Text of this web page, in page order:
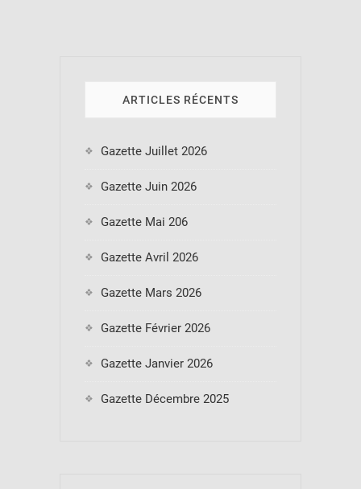
ARTICLES RÉCENTS
Gazette Juillet 2026
Gazette Juin 2026
Gazette Mai 206
Gazette Avril 2026
Gazette Mars 2026
Gazette Février 2026
Gazette Janvier 2026
Gazette Décembre 2025